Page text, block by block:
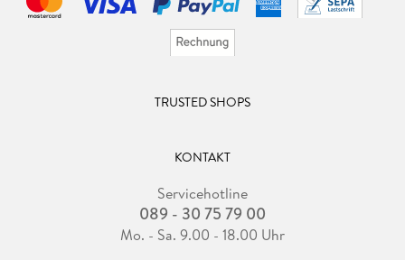
TRUSTED SHOPS
KONTAKT
Servicehotline
089 - 30 75 79 00
Mo. - Sa. 9.00 - 18.00 Uhr